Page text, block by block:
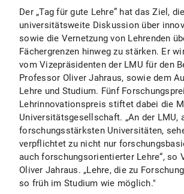
Der „Tag für gute Lehre” hat das Ziel, die
universitätsweite Diskussion über
sowie die Vernetzung von Lehrenden
Fächergrenzen hinweg zu stärken. Er
vom Vizepräsidenten der LMU für den
Professor Oliver Jahraus, sowie dem
Lehre und Studium. Fünf
Lehrinnovationspreis stiftet dabei die
Universitätsgesellschaft. „An der LMU,
forschungsstärksten Universitäten,
verpflichtet zu nicht nur
auch forschungsorientierter Lehre“, so
Oliver Jahraus. „Lehre, die zu
so früh im Studium wie möglich."